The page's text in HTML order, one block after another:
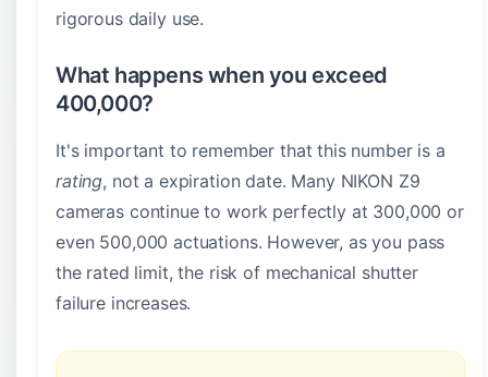
rigorous daily use.
What happens when you exceed
400,000?
It's important to remember that this number is a
rating, not a expiration date. Many NIKON Z9
cameras continue to work perfectly at 300,000 or
even 500,000 actuations. However, as you pass
the rated limit, the risk of mechanical shutter
failure increases.